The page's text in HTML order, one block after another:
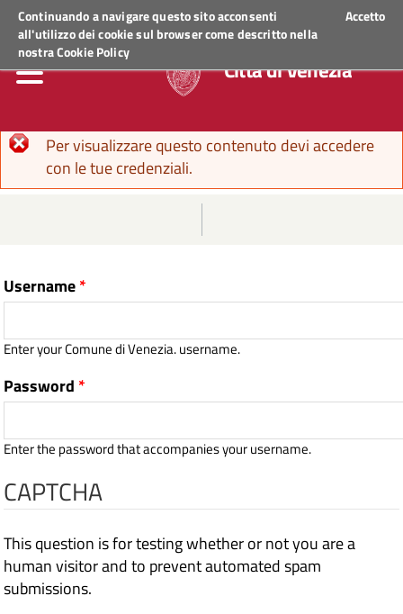
Continuando a navigare questo sito acconsenti
all'utilizzo dei cookie sul browser come descritto nella
nostraCookie Policy
Accetto
Regione Veneto ACCEDI AI SERVIZI
Città di Venezia
Error message
Per visualizzare questo contenuto devi accedere
con le tue credenziali.
Username*
Enter your Comune di Venezia. username.
Password *
Enter the password that accompanies your username.
CAPTCHA
This question is for testing whether or not you are a
human visitor and to prevent automated spam
submissions.